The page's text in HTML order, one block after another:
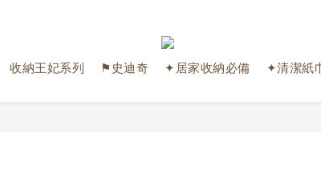
收納王妃系列 ⚑史迪奇 ✦居家收納必備 ✦清潔紙